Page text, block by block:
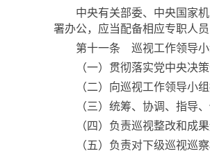
中央有关部委、中央国家机
署办公，应当配备相应专职人
第十一条 巡视工作领导小
（一）贯彻落实党中央决策
（二）向巡视工作领导小组
（三）统筹、协调、指导、
（四）负责巡视整改和成果
（五）负责对下级巡视巡察